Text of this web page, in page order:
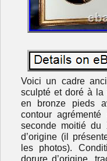
Voici un cadre
sculpté et doré à la
en bronze pieds
contour
seconde moitié du
d’origine (il
les photos).
dorure d’origine,